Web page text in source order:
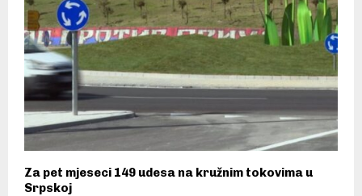
Za pet mjeseci 149 udesa na kružnim tokovima u
Srpskoj